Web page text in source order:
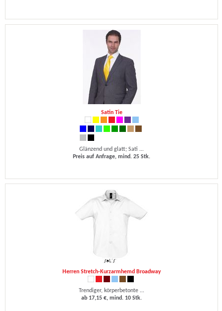
Satin Tie
Glänzend und glatt; Sati ...
Preis auf Anfrage, mind. 25 Stk.
Herren Stretch-Kurzarmhemd Broadway
Trendiger, körperbetonte ...
ab 17,15 €, mind. 10 Stk.